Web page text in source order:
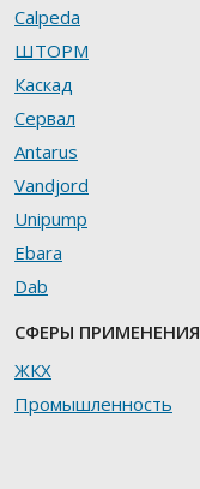
Calpeda
ШТОРМ
Каскад
Сервал
Antarus
Vandjord
Unipump
Ebara
Dab
СФЕРЫ ПРИМЕНЕНИЯ
ЖКХ
Промышленность